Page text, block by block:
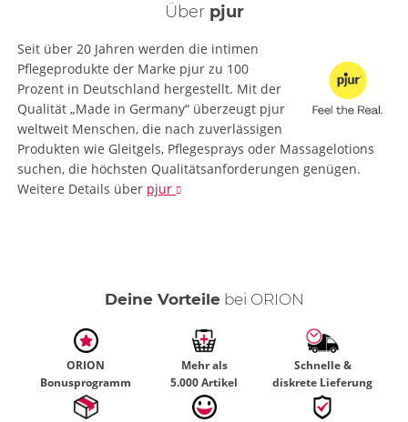
Über pjur
Seit über 20 Jahren werden die intimen
Pflegeprodukte der Marke pjur zu 100
Prozent in Deutschland hergestellt. Mit der
Qualität „Made in Germany“ überzeugt pjur
weltweit Menschen, die nach zuverlässigen
Produkten wie Gleitgels, Pflegesprays oder Massagelotions
suchen, die höchsten Qualitätsanforderungen genügen.
Weitere Details über pjur
Deine Vorteilebei ORION
ORION
Bonusprogramm
Mehr als
5.000 Artikel
Schnelle &
diskrete Lieferung